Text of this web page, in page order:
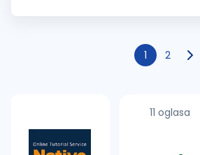
consolidated cargo for the Ger...
1 2
11 oglasa